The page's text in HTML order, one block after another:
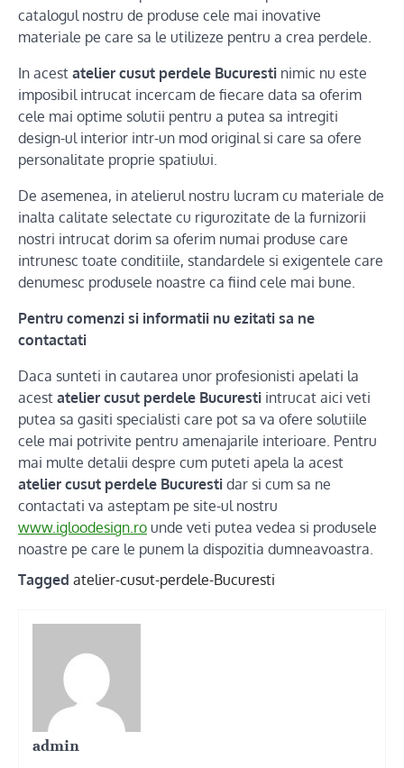
catalogul nostru de produse cele mai inovative
materiale pe care sa le utilizeze pentru a crea perdele.
In acest atelier cusut perdele Bucuresti nimic nu este
imposibil intrucat incercam de fiecare data sa oferim
cele mai optime solutii pentru a putea sa intregiti
design-ul interior intr-un mod original si care sa ofere
personalitate proprie spatiului.
De asemenea, in atelierul nostru lucram cu materiale de
inalta calitate selectate cu rigurozitate de la furnizorii
nostri intrucat dorim sa oferim numai produse care
intrunesc toate conditiile, standardele si exigentele care
denumesc produsele noastre ca fiind cele mai bune.
Pentru comenzi si informatii nu ezitati sa ne
contactati
Daca sunteti in cautarea unor profesionisti apelati la
acest atelier cusut perdele Bucuresti intrucat aici veti
putea sa gasiti specialisti care pot sa va ofere solutiile
cele mai potrivite pentru amenajarile interioare. Pentru
mai multe detalii despre cum puteti apela la acest
atelier cusut perdele Bucuresti dar si cum sa ne
contactati va asteptam pe site-ul nostru
www.igloodesign.ro unde veti putea vedea si produsele
noastre pe care le punem la dispozitia dumneavoastra.
Tagged atelier-cusut-perdele-Bucuresti
admin